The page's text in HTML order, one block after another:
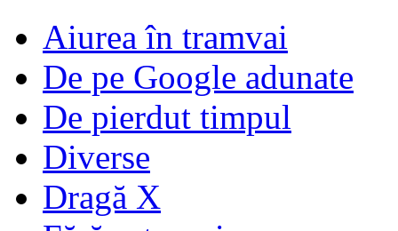
Aiurea în tramvai
De pe Google adunate
De pierdut timpul
Diverse
Dragă X